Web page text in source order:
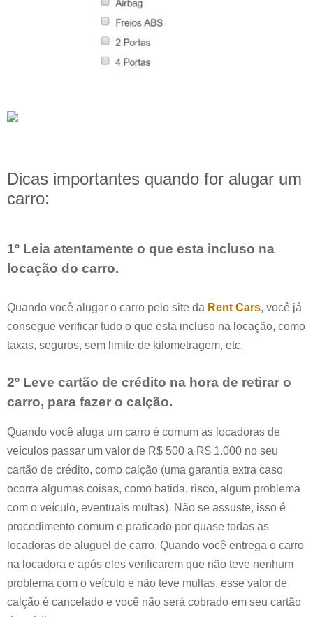
Dicas importantes quando for alugar um
carro:
1º Leia atentamente o que esta incluso na
locação do carro.
Quando você alugar o carro pelo site da Rent Cars, você já
consegue verificar tudo o que esta incluso na locação, como
taxas, seguros, sem limite de kilometragem, etc.
2º Leve cartão de crédito na hora de retirar o
carro, para fazer o calção.
Quando você aluga um carro é comum as locadoras de
veículos passar um valor de R$ 500 a R$ 1.000 no seu
cartão de crédito, como calção (uma garantia extra caso
ocorra algumas coisas, como batida, risco, algum problema
com o veículo, eventuais multas). Não se assuste, isso é
procedimento comum e praticado por quase todas as
locadoras de aluguel de carro. Quando você entrega o carro
na locadora e após eles verificarem que não teve nenhum
problema com o veículo e não teve multas, esse valor de
calção é cancelado e você não será cobrado em seu cartão